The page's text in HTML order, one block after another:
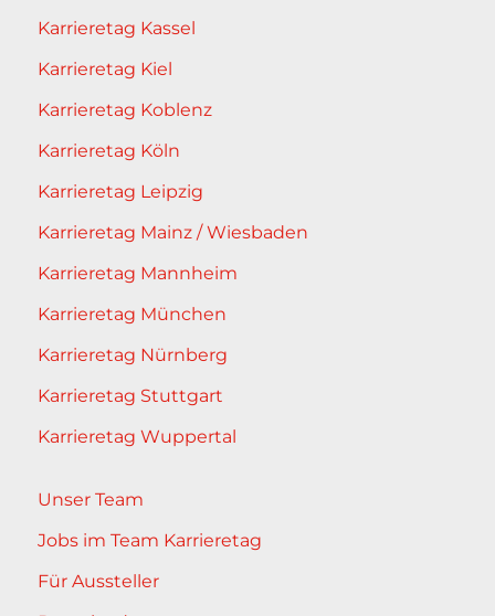
Karrieretag Kassel
Karrieretag Kiel
Karrieretag Koblenz
Karrieretag Köln
Karrieretag Leipzig
Karrieretag Mainz / Wiesbaden
Karrieretag Mannheim
Karrieretag München
Karrieretag Nürnberg
Karrieretag Stuttgart
Karrieretag Wuppertal
Unser Team
Jobs im Team Karrieretag
Für Aussteller